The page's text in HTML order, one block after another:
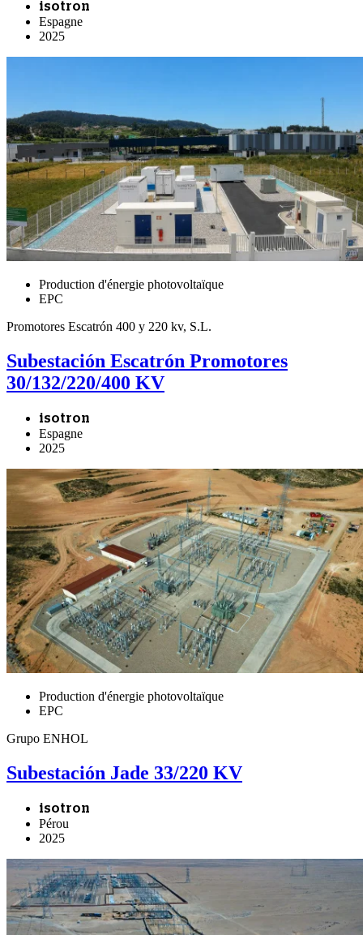
isotron
Espagne
2025
Production d'énergie photovoltaïque
EPC
Promotores Escatrón 400 y 220 kv, S.L.
Subestación Escatrón Promotores
30/132/220/400 KV
isotron
Espagne
2025
Production d'énergie photovoltaïque
EPC
Grupo ENHOL
Subestación Jade 33/220 KV
isotron
Pérou
2025